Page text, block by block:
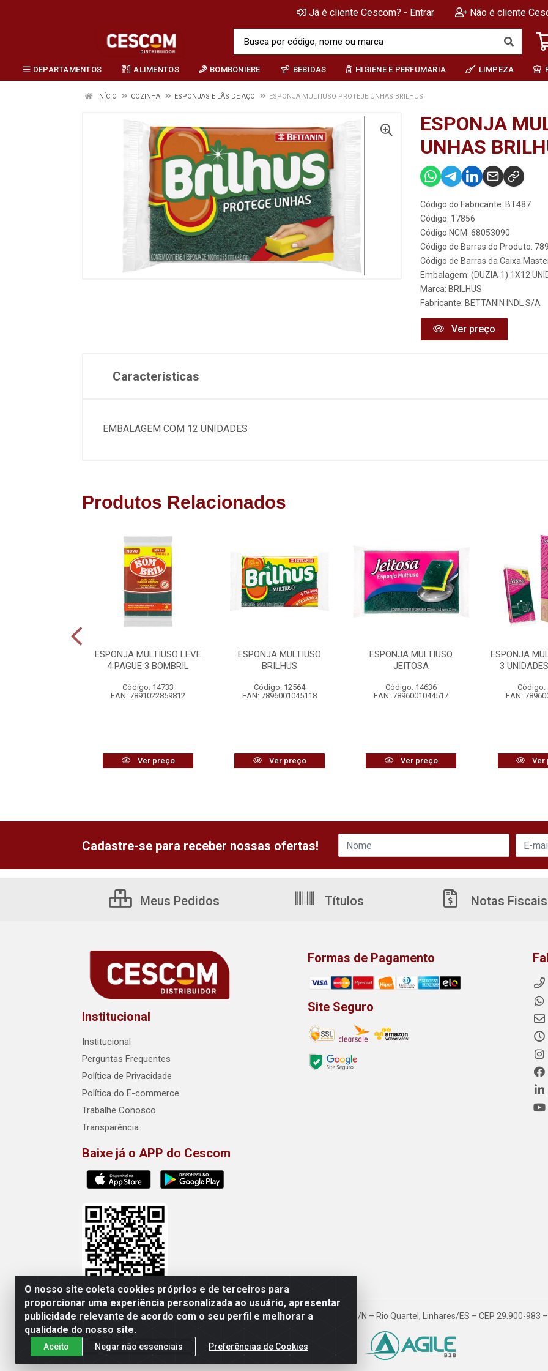
Já é cliente Cescom? - Entrar Não é cliente
DEPARTAMENTOS ALIMENTOS BOMBONIERE BEBIDAS HIGIENE E PERFUMARIA LIMPEZA
INÍCIO COZINHA ESPONJAS E LÃS DE AÇO ESPONJA MULTIUSO PROTEJE UNHAS BRILHUS
ESPONJA
UNHAS
Código do Fabricante: BT487
Código: 17856
Código NCM: 68053090
Código de Barras do Produto:
Código de Barras da Caixa
Embalagem: (DUZIA 1) 1X12
Marca: BRILHUS
Fabricante: BETTANIN INDL S/A
Ver preço
Características
EMBALAGEM COM 12 UNIDADES
Produtos Relacionados
ESPONJA MULTIUSO LEVE
4 PAGUE 3 BOMBRIL
Código: 14733
EAN: 7891022859812
Ver preço
ESPONJA MULTIUSO
BRILHUS
Código: 12564
EAN: 7896001045118
Ver preço
ESPONJA MULTIUSO
JEITOSA
Código: 14636
EAN: 7896001044517
Ver preço
ESPONJA
3
Código:
EAN:
Ver
O nosso site coleta cookies próprios e de terceiros para
proporcionar uma experiência personalizada ao usuário, apresentar
publicidade relevante de acordo com o seu perfil e melhorar a
qualidade do nosso site.
Aceito Negar não essenciais Preferências de Cookies
Cadastre-se para receber nossas ofertas!
Meus Pedidos Títulos Notas Fiscais
Institucional
Institucional
Perguntas Frequentes
Política de Privacidade
Política do E-commerce
Trabalhe Conosco
Transparência
Baixe já o APP do Cescom
Formas de Pagamento
Site Seguro
Cescom Distribuidor - Rodovia BR 101, Km 163, S/N – Rio Quartel, Linhares/ES – CEP 29.900-983